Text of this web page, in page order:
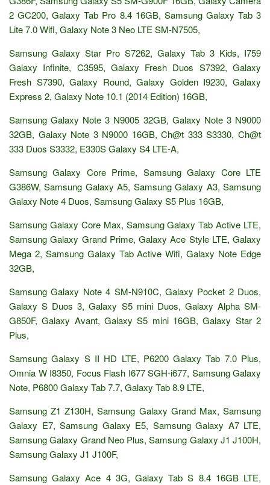
2 GC200, Galaxy Tab Pro 8.4 16GB, Samsung Galaxy Tab 3
Lite 7.0 Wifi, Galaxy Note 3 Neo LTE SM-N7505,
Samsung Galaxy Star Pro S7262, Galaxy Tab 3 Kids, I759
Galaxy Infinite, C3595, Galaxy Fresh Duos S7392, Galaxy
Fresh S7390, Galaxy Round, Galaxy Golden I9230, Galaxy
Express 2, Galaxy Note 10.1 (2014 Edition) 16GB,
Samsung Galaxy Note 3 N9005 32GB, Galaxy Note 3 N9000
32GB, Galaxy Note 3 N9000 16GB, Ch@t 333 S3330, Ch@t
333 Duos S3332, E330S Galaxy S4 LTE-A,
Samsung Galaxy Core Prime, Samsung Galaxy Core LTE
G386W, Samsung Galaxy A5, Samsung Galaxy A3, Samsung
Galaxy Note 4 Duos, Samsung Galaxy S5 Plus 16GB,
Samsung Galaxy Core Max, Samsung Galaxy Tab Active LTE,
Samsung Galaxy Grand Prime, Galaxy Ace Style LTE, Galaxy
Mega 2, Samsung Galaxy Tab Active Wifi, Galaxy Note Edge
32GB,
Samsung Galaxy Note 4 SM-N910C, Galaxy Pocket 2 Duos,
Galaxy S Duos 3, Galaxy S5 mini Duos, Galaxy Alpha SM-
G850F, Galaxy Avant, Galaxy S5 mini 16GB, Galaxy Star 2
Plus,
Samsung Galaxy S II HD LTE, P6200 Galaxy Tab 7.0 Plus,
Omnia W I8350, Focus Flash I677 SGH-i677, Samsung Galaxy
Note, P6800 Galaxy Tab 7.7, Galaxy Tab 8.9 LTE,
Samsung Z1 Z130H, Samsung Galaxy Grand Max, Samsung
Galaxy E7, Samsung Galaxy E5, Samsung Galaxy A7 LTE,
Samsung Galaxy Grand Neo Plus, Samsung Galaxy J1 J100H,
Samsung Galaxy J1 J100F,
Samsung Galaxy Ace 4 3G, Galaxy Tab S 8.4 16GB LTE,